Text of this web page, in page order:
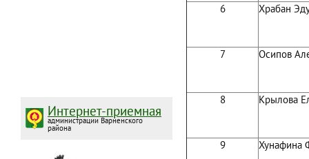
6 Храбан
7 Осипов
8 Крылова
9
Хунафина
Интернет-приемная
администрации Варненского
района